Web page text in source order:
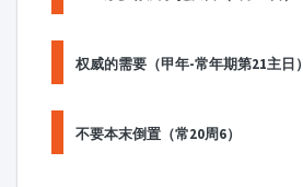
权威的需要（甲年-常年期第21主日）
不要本末倒置（常20周6）